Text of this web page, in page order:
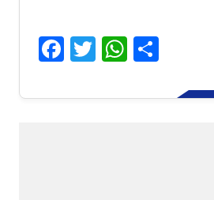
Facebook
TwitterWhatsApp